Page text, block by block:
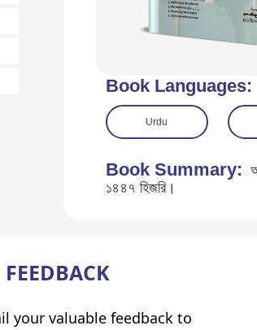
Book Languages:
Urdu
Book Summary:
১৪৪৭ হিজরি।
FEEDBACK
your valuable feedback to